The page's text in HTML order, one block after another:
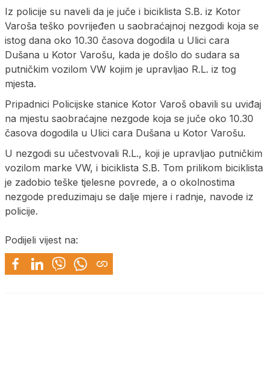
Iz policije su naveli da je juče i biciklista S.B. iz Kotor
Varoša teško povrijeđen u saobraćajnoj nezgodi koja se
istog dana oko 10.30 časova dogodila u Ulici cara
Dušana u Kotor Varošu, kada je došlo do sudara sa
putničkim vozilom VW kojim je upravljao R.L. iz tog
mjesta.
Pripadnici Policijske stanice Kotor Varoš obavili su uviđaj
na mjestu saobraćajne nezgode koja se juče oko 10.30
časova dogodila u Ulici cara Dušana u Kotor Varošu.
U nezgodi su učestvovali R.L., koji je upravljao putničkim
vozilom marke VW, i biciklista S.B. Tom prilikom biciklista
je zadobio teške tjelesne povrede, a o okolnostima
nezgode preduzimaju se dalje mjere i radnje, navode iz
policije.
Podijeli vijest na: